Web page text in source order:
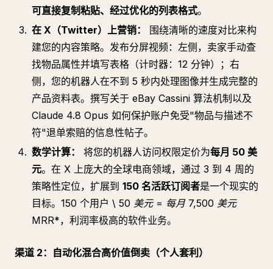
可直接复制粘贴、经过优化的列表格式。
在 X（Twitter）上营销：
围绕清晰的速度对比来构
建您的内容策略。发布分屏视频：左侧，卖家手动查
找物品属性并填写表格（计时器：12 分钟）；右
侧，您的机器人在不到 5 秒内处理图像并生成完整的
产品资料表。撰写关于 eBay Cassini 算法机制以及
Claude 4.8 Opus 如何保护账户免受"物品与描述不
符"退单索赔的信息性帖子。
数学计算：
将您的机器人访问权限定价为每月 50 美
元。在 X 上庞大的全球电商领域，通过 3 到 4 周的
策略性定位，扩展到 150 名活跃订阅者是一个现实的
目标。150 个用户 \ 50 美元 = 每月 7,500 美元
MRR*，利润率极高的软件业务。
渠道 2：自动化混合高价值倒卖（个人套利）